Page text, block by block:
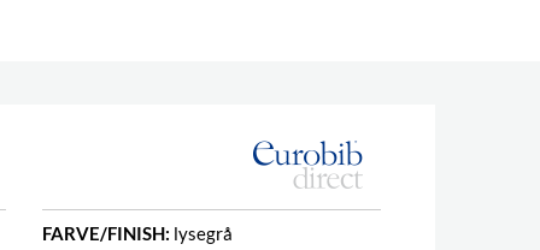
FARVE/FINISH: lysegrå